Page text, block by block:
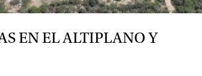
EN EL ALTIPLANO Y